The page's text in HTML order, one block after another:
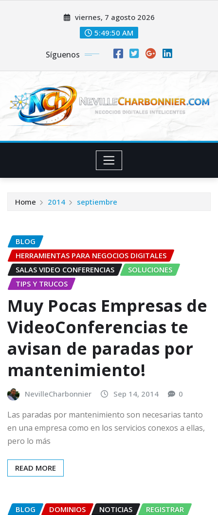
viernes, 7 agosto 2026
5:49:50 AM
Síguenos
Home 2014 septiembre
BLOG
HERRAMIENTAS PARA NEGOCIOS DIGITALES
SALAS VIDEO CONFERENCIAS
SOLUCIONES
TIPS Y TRUCOS
Muy Pocas Empresas de
VideoConferencias te
avisan de paradas por
mantenimiento!
NevilleCharbonnier Sep 14, 2014 0
Las paradas por mantenimiento son necesarias tanto
en una empresa como en los servicios conexos a ellas,
pero lo más
READ MORE
BLOG DOMINIOS NOTICIAS REGISTRAR